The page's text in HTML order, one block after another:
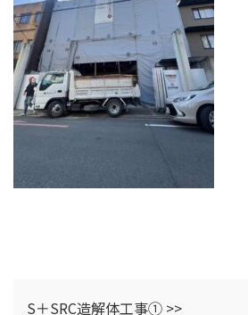
S＋SRC造解体工事① >>